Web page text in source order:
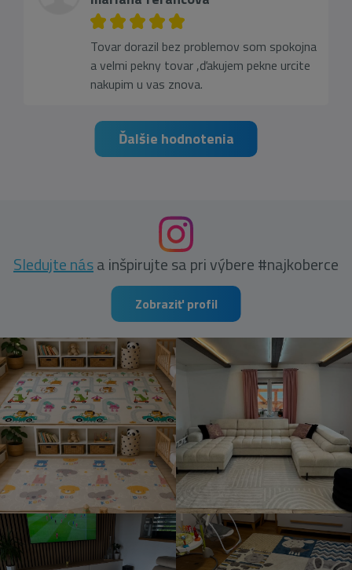
Tovar dorazil bez problemov som spokojna
a velmi pekny tovar ,ďakujem pekne urcite
nakupim u vas znova.
Ďalšie hodnotenia
Sledujte nása inšpirujte sa pri výbere #najkoberce
Zobraziť profil